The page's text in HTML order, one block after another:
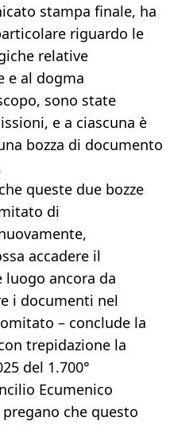
stampa finale, ha
riguardo le
relative
e al dogma
sono state
e a ciascuna è
bozza di documento
queste due bozze
di
accadere il
ancora da
i documenti nel
– conclude la
trepidazione la
del 1.700°
Ecumenico
che questo